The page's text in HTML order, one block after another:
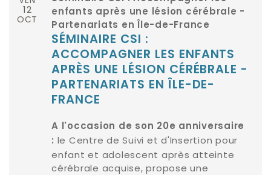
12
OCT
enfants après une lésion cérébrale -
Partenariats en Île-de-France
SÉMINAIRE CSI :
ACCOMPAGNER LES ENFANTS
APRÈS UNE LÉSION CÉRÉBRALE -
PARTENARIATS EN ÎLE-DE-
FRANCE
A l'occasion de son 20e anniversaire
: le Centre de Suivi et d'Insertion pour
enfant et adolescent après atteinte
cérébrale acquise, propose une